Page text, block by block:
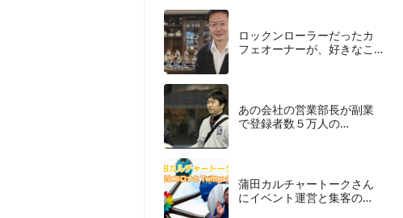
ロックンローラーだったカ
フェオーナーが、好きなこ
あの会社の営業部長が副業
で登録者数５万人の
蒲田カルチャートークさん
にイベント運営と集客の